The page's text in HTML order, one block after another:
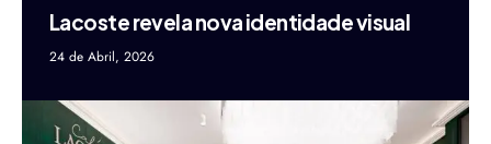
Lacoste revela nova identidade visual
24 de Abril, 2026